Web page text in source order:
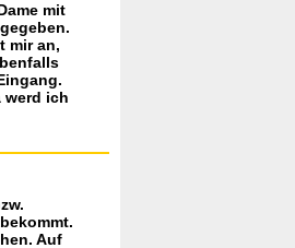
mit
mir an,
werd ich
Auf